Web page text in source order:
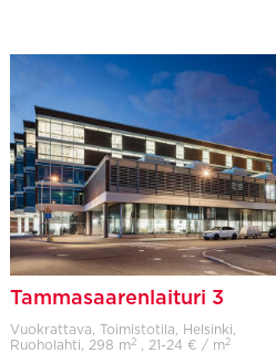
Tammasaarenlaituri 3
Vuokrattava, Toimistotila, Helsinki,
Ruoholahti, 298 m2 , 21-24 € / m2